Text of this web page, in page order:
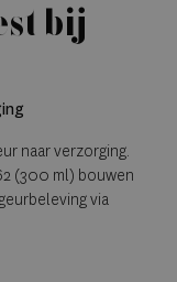
bij
naar verzorging.
(300 ml) bouwen
via